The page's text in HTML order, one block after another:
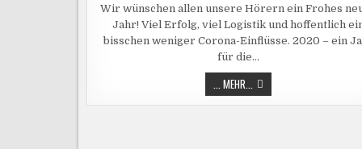
–
058
–
EIN
LOGISTIK-
Wir wünschen allen unsere Hörern ein Frohes
Jahr! Viel Erfolg, viel Logistik und hoffentlich
bisschen weniger Corona-Einflüsse. 2020 – ein
für die…
... MEHR... LOGISTIK4PUNKTNULL
–
058